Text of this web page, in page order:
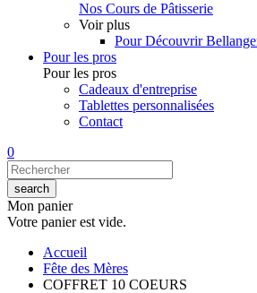
Nos Cours de Pâtisserie
Voir plus
Pour Découvrir
Pour les pros
Pour les pros
Cadeaux d'entreprise
Tablettes personnalisées
Contact
0
Mon panier
Votre panier est vide.
Accueil
Fête des Mères
COFFRET 10 COEURS